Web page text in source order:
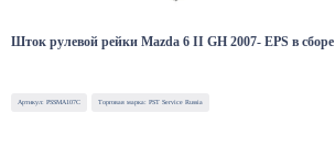
Шток рулевой рейки Mazda 6 II GH 2007- EPS в сборе
Артикул: PSSMA107C Торговая марка: PST Service Russia